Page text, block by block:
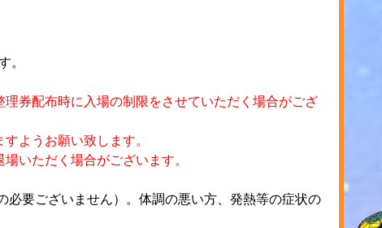
。
券配布時に入場の制限をさせていただく場合がござ
ようお願い致します。
いただく場合がございます。
要ございません）。体調の悪い方、発熱等の症状の